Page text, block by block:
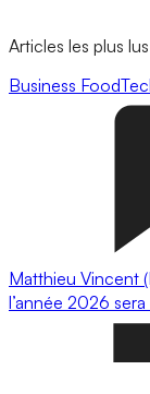
Articles les plus lus
Business
Matthieu Vincent
l’année 2026